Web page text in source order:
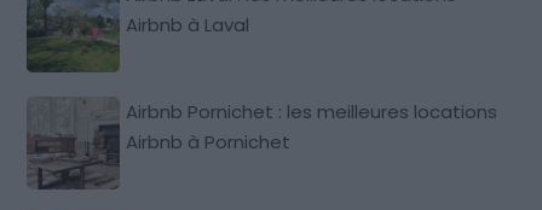
Airbnb à Laval
Airbnb Pornichet : les meilleures locations
Airbnb à Pornichet